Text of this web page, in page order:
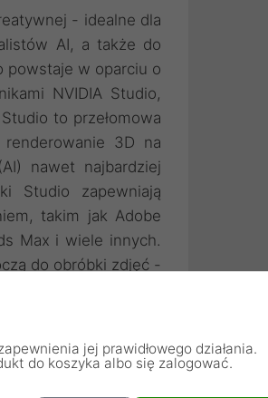
- idealne dla
AI, a także do
powstaje w oparciu o
NVIDIA Studio,
to przełomowa
3D na
nawet najbardziej
Studio zapewniają
takim jak Adobe
Max i wiele innych.
do obróbki zdjęć -
jej prawidłowego działania.
do koszyka albo się zalogować.